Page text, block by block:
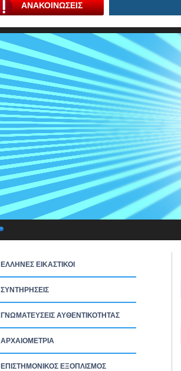
ΑΝΑΚΟΙΝΩΣΕΙΣ
ΕΛΛΗΝΕΣ ΕΙΚΑΣΤΙΚΟΙ
ΣΥΝΤΗΡΗΣΕΙΣ
ΓΝΩΜΑΤΕΥΣΕΙΣ ΑΥΘΕΝΤΙΚΟΤΗΤΑΣ
ΑΡΧΑΙΟΜΕΤΡΙΑ
ΕΠΙΣΤΗΜΟΝΙΚΟΣ ΕΞΟΠΛΙΣΜΟΣ